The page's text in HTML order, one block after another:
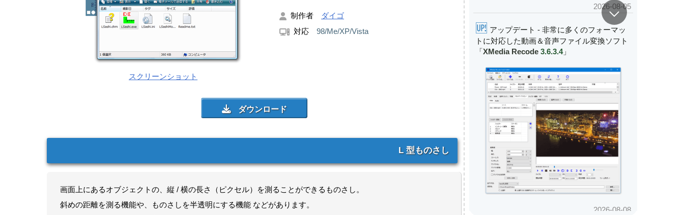
スクリーンショット
制作者
ダイゴ
対応 98/Me/XP/Vista
L 型ものさし
画面上にあるオブジェクトの、縦 / 横の長さ（ピクセル）を測ることができるものさし。
斜めの距離を測る機能や、ものさしを半透明にする機能 などがあります。